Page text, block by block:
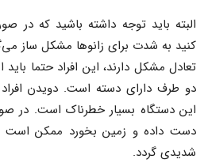
البته باید توجه داشته باشید که در
کنید به شدت برای زانوها مشکل ساز
تعادل مشکل دارند، این افراد حتما باید
دو طرف دارای دسته است. دویدن
این دستگاه بسیار خطرناک است. در
دست داده و زمین بخورد ممکن است
شدیدی گردد.